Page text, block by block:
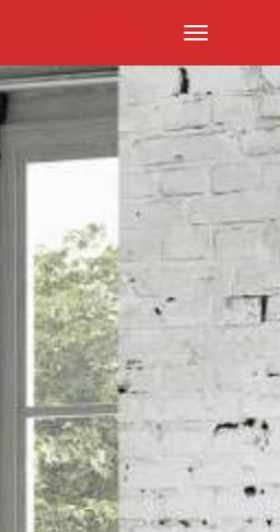
Ouvrir
le
menu